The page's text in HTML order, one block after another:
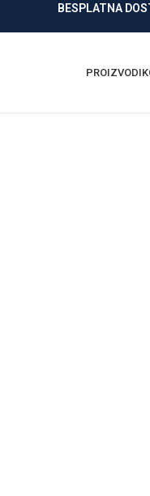
BESPLATNA
PROIZVODI